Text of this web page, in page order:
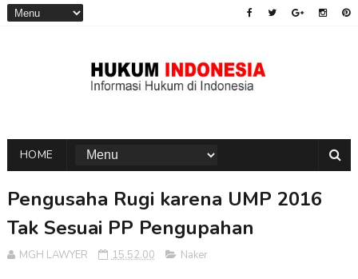
HOME
Pengusaha Rugi karena UMP 2016
Tak Sesuai PP Pengupahan
MGH LAWYER 15.52.00 Naker